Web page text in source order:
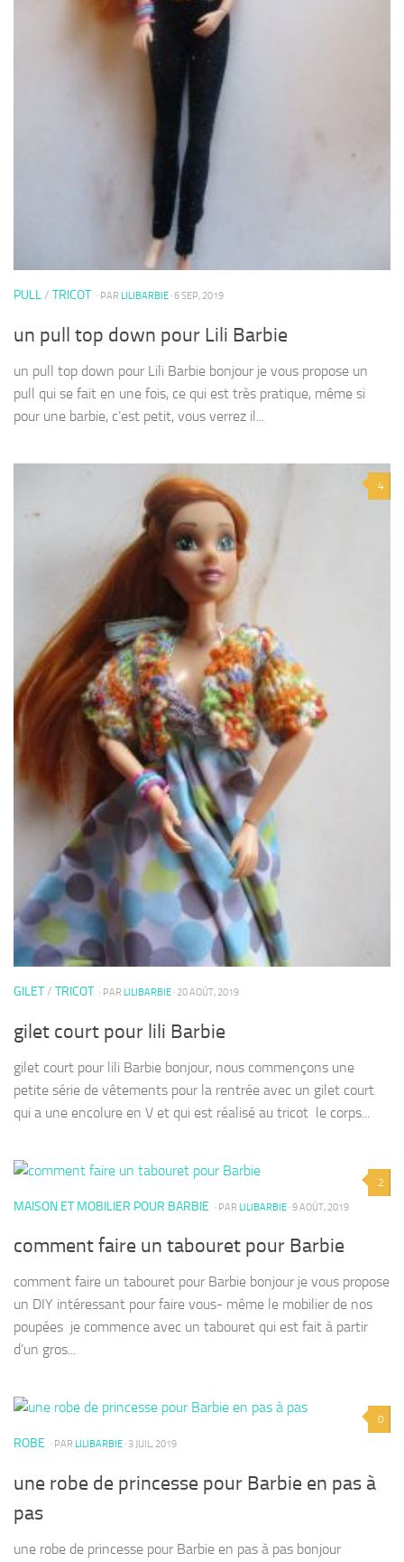
PULL/ TRICOT · PAR LILIBARBIE · 6 SEP, 2019
un pull top down pour Lili Barbie
un pull top down pour Lili Barbie bonjour je vous propose un
pull qui se fait en une fois, ce qui est très pratique, même si
pour une barbie, c’est petit, vous verrez il...
4
GILET/ TRICOT · PAR LILIBARBIE · 20 AOÛT, 2019
gilet court pour lili Barbie
gilet court pour lili Barbie bonjour, nous commençons une
petite série de vêtements pour la rentrée avec un gilet court
qui a une encolure en V et qui est réalisé au tricot le corps...
2
MAISON ET MOBILIER POUR BARBIE · PAR LILIBARBIE · 9 AOÛT, 2019
comment faire un tabouret pour Barbie
comment faire un tabouret pour Barbie bonjour je vous propose
un DIY intéressant pour faire vous- même le mobilier de nos
poupées je commence avec un tabouret qui est fait à partir
d’un gros...
0
ROBE · PAR LILIBARBIE · 3 JUIL, 2019
une robe de princesse pour Barbie en pas à
pas
une robe de princesse pour Barbie en pas à pas bonjour